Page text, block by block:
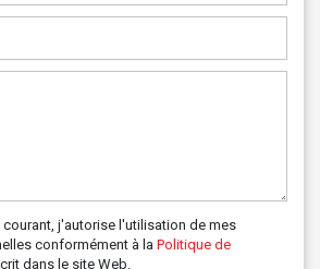
courant, j'autorise l'utilisation de mes
conformément à la Politique de
dans le site Web.